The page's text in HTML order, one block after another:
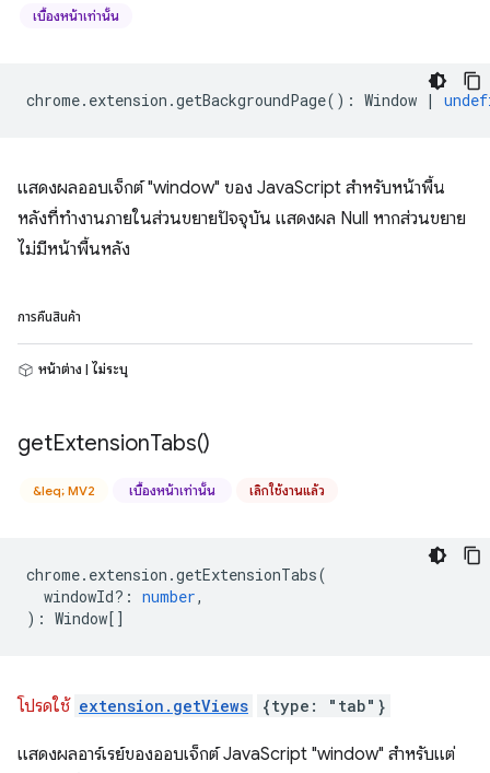
เบื้องหน้าเท่านั้น
chrome. extension .getBackgroundPage() : Window |
แสดงผลออบเจ็กต์ "window" ของ JavaScript สำหรับหน้าพื้น
หลังที่ทำงานภายในส่วนขยายปัจจุบัน แสดงผล Null หากส่วนขยาย
ไม่มีหน้าพื้นหลัง
การคืนสินค้า
หน้าต่าง | ไม่ระบุ
getExtensionTabs()
&leq; MV2 เบื้องหน้าเท่านั้น เลิกใช้งานแล้ว
chrome. extension .getExtensionTabs(
windowId? : number,
) : Window[]
โปรดใช้ extension.getViews {type: "tab"}
แสดงผลอาร์เรย์ของออบเจ็กต์ JavaScript "window" สำหรับแต่